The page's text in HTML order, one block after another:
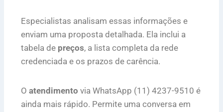
Especialistas analisam essas informações e
enviam uma proposta detalhada. Ela inclui a
tabela de preços, a lista completa da rede
credenciada e os prazos de carência.
O atendimento via WhatsApp (11) 4237-9510 é
ainda mais rápido. Permite uma conversa em